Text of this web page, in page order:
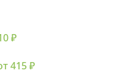
₽
415 ₽